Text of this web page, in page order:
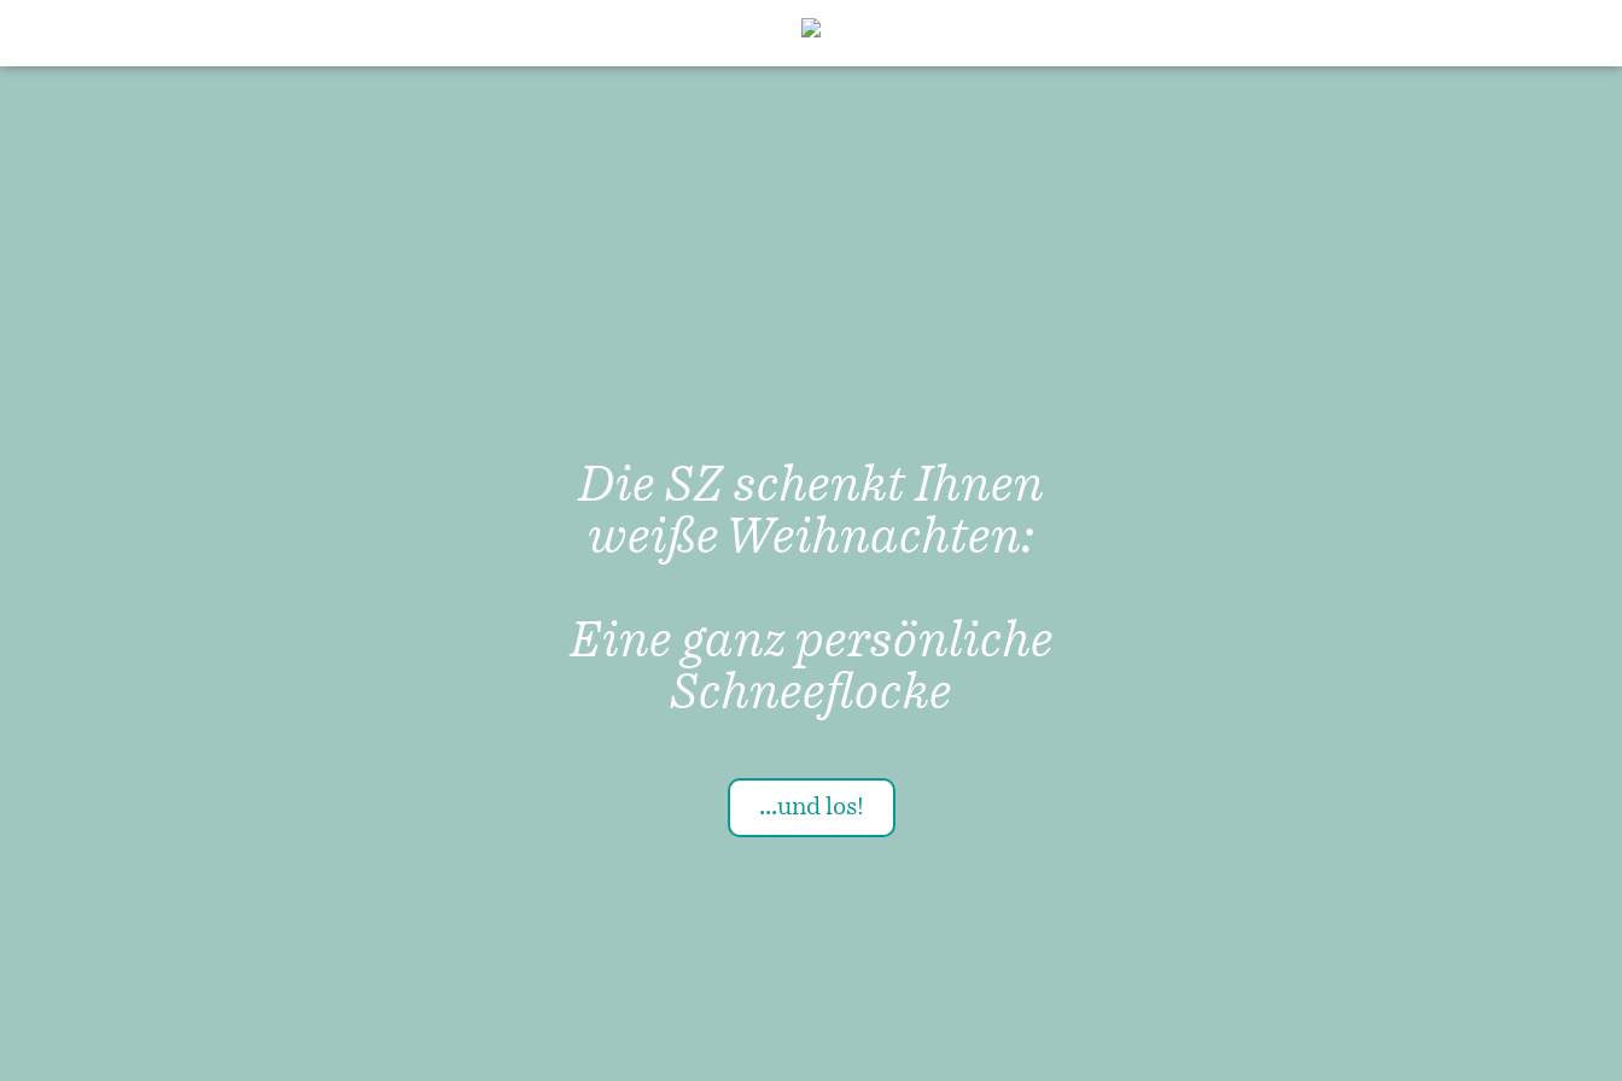
Die SZ schenkt Ihnen
weiße Weihnachten:
Eine ganz persönliche
Schneeflocke
...und los!